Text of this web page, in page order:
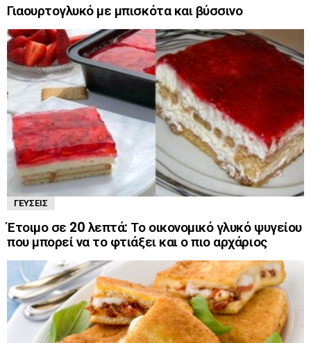
Γιαουρτογλυκό με μπισκότα και βύσσινο
ΓΕΎΣΕΙΣ
Έτοιμο σε 20 λεπτά: Το οικονομικό γλυκό ψυγείου
που μπορεί να το φτιάξει και ο πιο αρχάριος